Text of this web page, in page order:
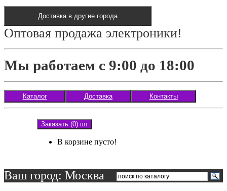
Доставка в другие города
Оптовая продажа электроники!
Мы работаем с 9:00 до 18:00
Каталог Доставка Контакты
Заказать (0) шт
В корзине пусто!
Ваш город: Москва